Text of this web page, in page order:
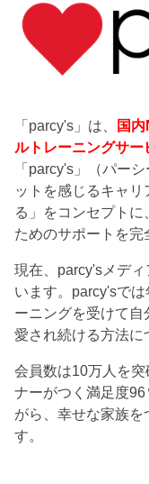
「parcy's」は、
国
ルトレーニングサー
「parcy's」（パー
ットを感じるキャ
る」をコンセプト
ためのサポートを完
現在、parcy'sメデ
います。parcy'sで
ーニングを受けて
愛され続ける方法に
会員数は10万人を
ナーがつく満足度
がら、幸せな家族を
す。